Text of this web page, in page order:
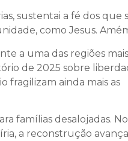
sustentai a fé dos que
como Jesus.
a uma das regiões mais
de 2025 sobre
fragilizam ainda mais as
famílias desalojadas. No
a reconstrução